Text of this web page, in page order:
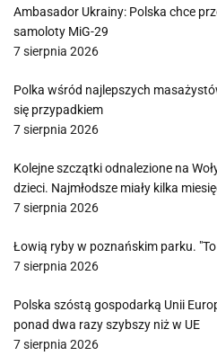
Ambasador Ukrainy: Polska chce
samoloty MiG-29
7 sierpnia 2026
Polka wśród najlepszych
się przypadkiem
7 sierpnia 2026
Kolejne szczątki odnalezione na
dzieci. Najmłodsze miały kilka
7 sierpnia 2026
Łowią ryby w poznańskim parku. "To
7 sierpnia 2026
Polska szóstą gospodarką Unii
ponad dwa razy szybszy niż w UE
7 sierpnia 2026